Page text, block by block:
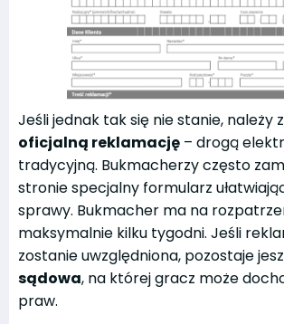
Jeśli jednak tak się nie stanie, należy
oficjalną reklamację – drogą
tradycyjną. Bukmacherzy często
stronie specjalny formularz
sprawy. Bukmacher ma na
maksymalnie kilku tygodni. Jeśli
zostanie uwzględniona, pozostaje
sądowa, na której gracz może
praw.